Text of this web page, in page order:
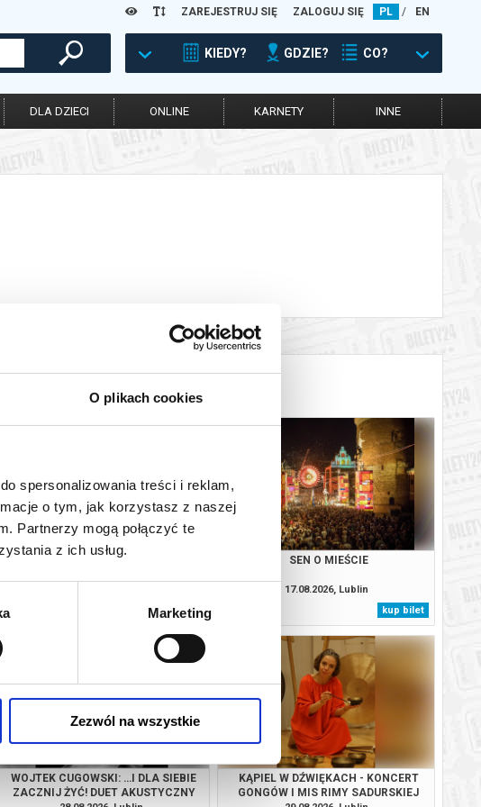
O plikach cookies
spersonalizowania treści i reklam,
o tym, jak korzystasz z naszej
Partnerzy mogą połączyć te
z ich usług.
Marketing
Zezwól na wszystkie
ZAREJESTRUJ SIĘ ZALOGUJ SIĘ PL / EN
KIEDY? GDZIE? CO?
DLA DZIECI ONLINE KARNETY INNE
SEN O MIEŚCIE
kup bilet
SEN O MIEŚCIE
17.08.2026, Lublin
kup bilet
WOJTEK CUGOWSKI: …I DLA SIEBIE
ZACZNIJ ŻYĆ! DUET AKUSTYCZNY
KĄPIEL W DŹWIĘKACH - KONCERT
GONGÓW I MIS RIMY SADURSKIEJ